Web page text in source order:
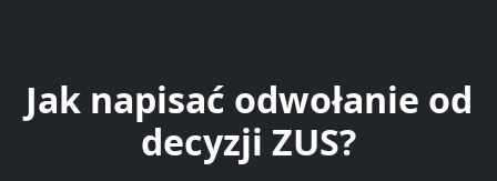
Jak napisać odwołanie od
decyzji ZUS?